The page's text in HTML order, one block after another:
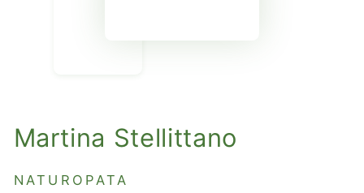
Martina Stellittano
NATUROPATA